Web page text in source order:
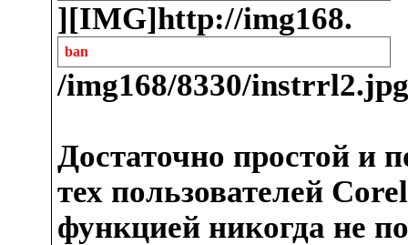
][IMG]http://img168.
ban
/img168/8330/
Достаточно простой и
тех пользователей
функцией никогда не